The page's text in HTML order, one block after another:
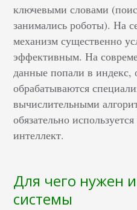
ключевыми словами
занимались роботы). На
механизм существенно
эффективным. На
данные попали в индекс,
обрабатываются
вычислительными
обязательно
интеллект.
Для чего нужен
системы